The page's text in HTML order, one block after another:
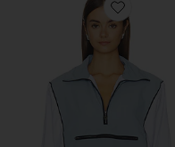
Favorite